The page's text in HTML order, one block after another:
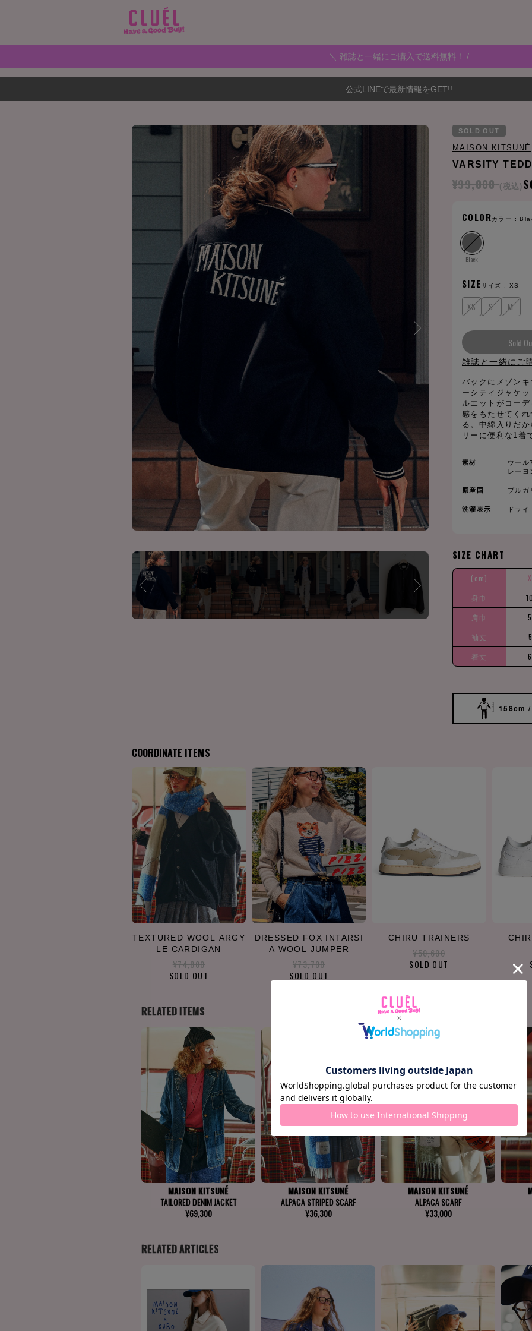
＼ 雑誌と一緒にご購入で送料無料！ /
公式LINEで最新情報をGET!!
SOLD OUT
MAISON KITSUNÉ
VARSITY
¥99,000 (税込)
COLORカラー :
Black
SIZEサイズ :XS
XS S M
Sold
雑誌と一緒にご
バックにメゾン
ーシティジャケ
ルエットがコー
感をもたせてく
る。中綿入りだ
リーに便利な1着
素材
ウー
レーヨ
原産国 ブルガ
洗濯表示 ドライ
SIZE CHART
(cm)
身巾
肩巾
袖丈
着丈
158cm
COORDINATE ITEMS
TEXTURED WOOL ARGY
LE CARDIGAN
¥74,800
SOLD OUT
DRESSED FOX INTARSI
A WOOL JUMPER
¥73,700
SOLD OUT
CHIRU TRAINERS
¥50,600
SOLD OUT